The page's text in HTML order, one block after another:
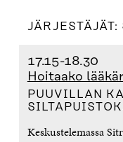
17.15-18.30
Hoitaako
PUUVILLAN
Keskustelemassa